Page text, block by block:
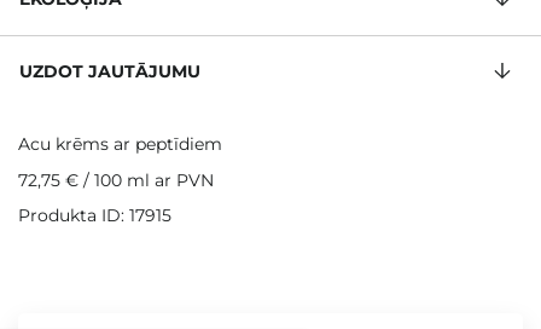
UZDOT JAUTĀJUMU
Acu krēms ar peptīdiem
72,75 € / 100 ml ar PVN
Produkta ID: 17915